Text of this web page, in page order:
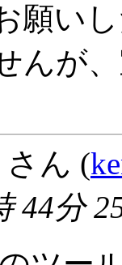
願い
んが
さん (
44分